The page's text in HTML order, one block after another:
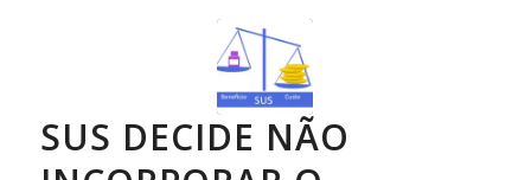
SUS DECIDE NÃO